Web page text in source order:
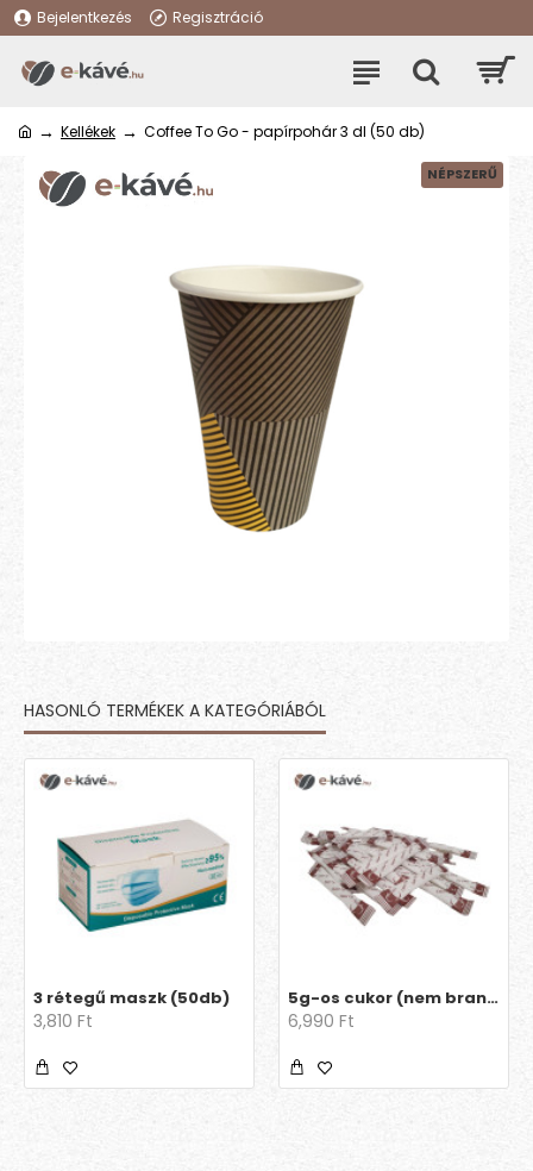
Bejelentkezés Regisztráció
Kellékek Coffee To Go - papírpohár 3 dl (50 db)
NÉPSZERŰ
HASONLÓ TERMÉKEK A KATEGÓRIÁBÓL
3 rétegű maszk (50db)
3,810 Ft
5g-os cukor (nem brandingelt)
6,990 Ft